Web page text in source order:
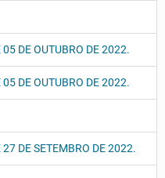
DE OUTUBRO DE 2022.
DE OUTUBRO DE 2022.
DE SETEMBRO DE 2022.